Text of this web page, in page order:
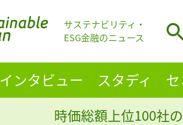
サステナビリティ・
ESG金融のニュース
インタビュー スタディ
時価総額上位100社